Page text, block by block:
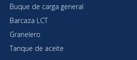
Buque de carga general
Barcaza LCT
Granelero
Tanque de aceite